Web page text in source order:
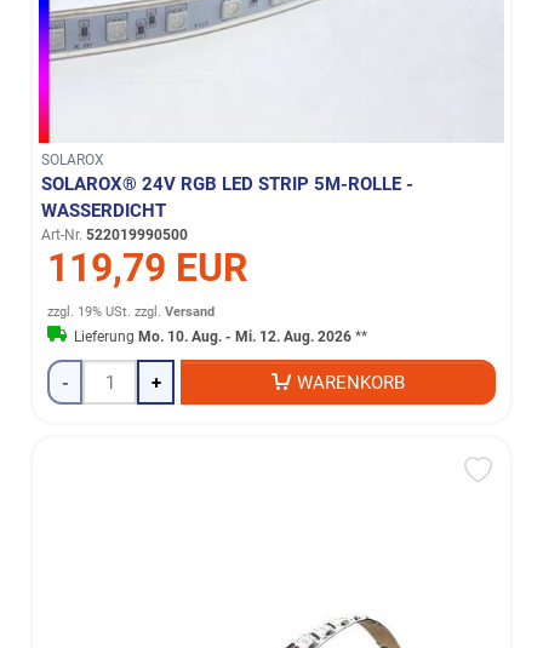
SOLAROX
SOLAROX® 24V RGB LED STRIP 5M-ROLLE -
WASSERDICHT
Art-Nr. 522019990500
119,79 EUR
zzgl. 19% USt. zzgl.Versand
LieferungMo. 10. Aug. - Mi. 12. Aug. 2026 **
- + WARENKORB